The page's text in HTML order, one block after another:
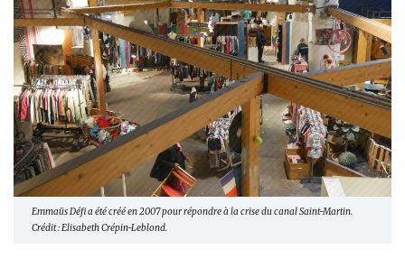
Emmaüs Défi a été créé en 2007 pour répondre à la crise du canal Saint-Martin.
Crédit : Elisabeth Crépin-Leblond.